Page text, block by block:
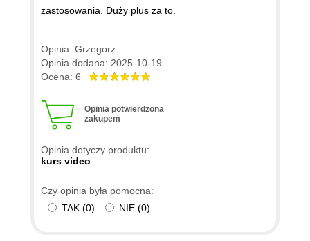
zastosowania. Duży plus za to.
Opinia: Grzegorz
Opinia dodana: 2025-10-19
Ocena: 6
Opinia potwierdzona
zakupem
Opinia dotyczy produktu:
kurs video
Czy opinia była pomocna:
TAK (0) NIE (0)